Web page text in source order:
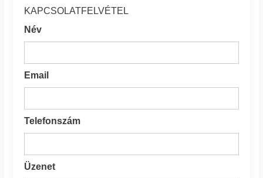
KAPCSOLATFELVÉTEL
Név
Email
Telefonszám
Üzenet